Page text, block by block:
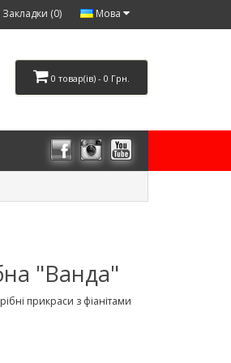
Закладки (0) Мова
0 товар(ів) - 0 Грн.
"Ванда"
прикраси з фіанітами